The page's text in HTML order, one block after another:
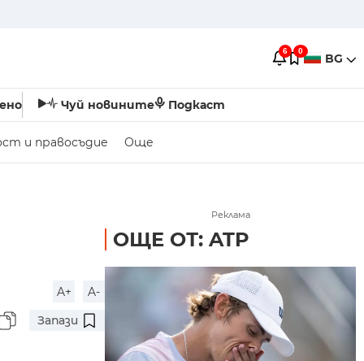
6 0 BG
Чуй новините Подкаст
и правосъдие Още
A+
A-
Запази
Реклама
ОЩЕ ОТ: ATP